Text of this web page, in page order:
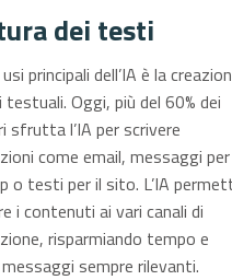
dei testi
principali dell’IA è la
Oggi, più del 60% dei
sfrutta l’IA per scrivere
come email, messaggi per
o testi per il sito. L’IA
i contenuti ai vari canali di
risparmiando tempo e
sempre rilevanti.